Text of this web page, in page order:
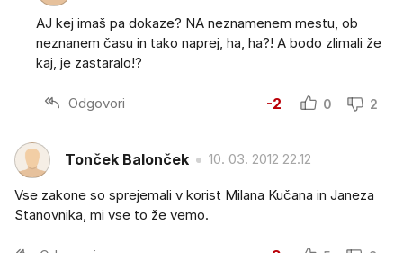
AJ kej imaš pa dokaze? NA neznamenem mestu, ob
neznanem času in tako naprej, ha, ha?! A bodo zlimali že
kaj, je zastaralo!?
Odgovori -2 0 2
Tonček Balonček 10. 03. 2012 22.12
Vse zakone so sprejemali v korist Milana Kučana in Janeza
Stanovnika, mi vse to že vemo.